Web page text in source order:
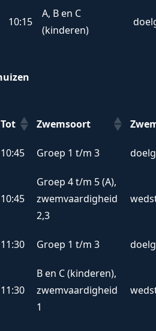
10:15
A, B en C
(kinderen)
Tot Zwemsoort
Tot Zwemsoort
10:45 Groep 1 t/m 3
10:45
Groep 4 t/m 5 (A),
zwemvaardigheid
2,3
11:30 Groep 1 t/m 3
11:30
B en C (kinderen),
zwemvaardigheid
1